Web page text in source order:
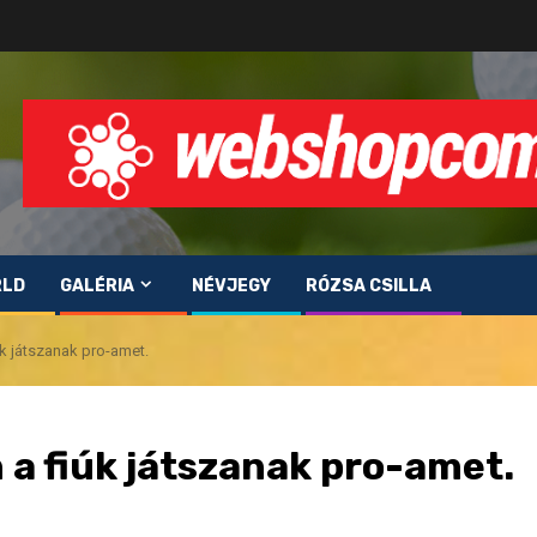
GALÉRIA NÉVJEGY RÓZSA CSILLA
játszanak pro-amet.
a fiúk játszanak pro-amet.